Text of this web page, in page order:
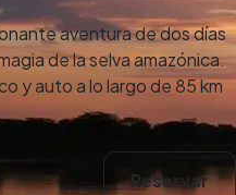
aventura de dos días
de la selva amazónica.
y auto a lo largo de 85 km
Reservar